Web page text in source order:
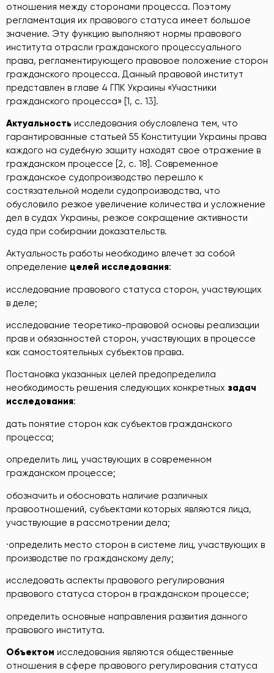
отношения между сторонами процесса. Поэтому
регламентация их правового статуса имеет большое
значение. Эту функцию выполняют нормы правового
института отрасли гражданского процессуального
права, регламентирующего правовое положение сторон
гражданского процесса. Данный правовой институт
представлен в главе 4 ГПК Украины «Участники
гражданского процесса» [1, c. 13].
Актуальность исследования обусловлена тем, что
гарантированные статьей 55 Конституции Украины права
каждого на судебную защиту находят свое отражение в
гражданском процессе [2, c. 18]. Современное
гражданское судопроизводство перешло к
состязательной модели судопроизводства, что
обусловило резкое увеличение количества и усложнение
дел в судах Украины, резкое сокращение активности
суда при собирании доказательств.
Актуальность работы необходимо влечет за собой
определение целей исследования:
исследование правового статуса сторон, участвующих
в деле;
исследование теоретико-правовой основы реализации
прав и обязанностей сторон, участвующих в процессе
как самостоятельных субъектов права.
Постановка указанных целей предопределила
необходимость решения следующих конкретных задач
исследования:
дать понятие сторон как субъектов гражданского
процесса;
определить лиц, участвующих в современном
гражданском процессе;
обозначить и обосновать наличие различных
правоотношений, субъектами которых являются лица,
участвующие в рассмотрении дела;
·определить место сторон в системе лиц, участвующих в
производстве по гражданскому делу;
исследовать аспекты правового регулирования
правового статуса сторон в гражданском процессе;
определить основные направления развития данного
правового института.
Объектом исследования являются общественные
отношения в сфере правового регулирования статуса